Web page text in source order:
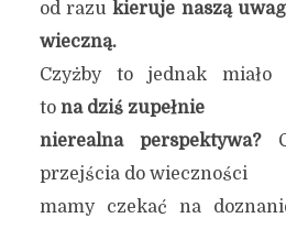
od razukieruje naszą
wieczną.
Czyżby to jednak miało
to na dziś zupełnie
nierealna perspektywa?
przejścia do wieczności
mamy czekać na